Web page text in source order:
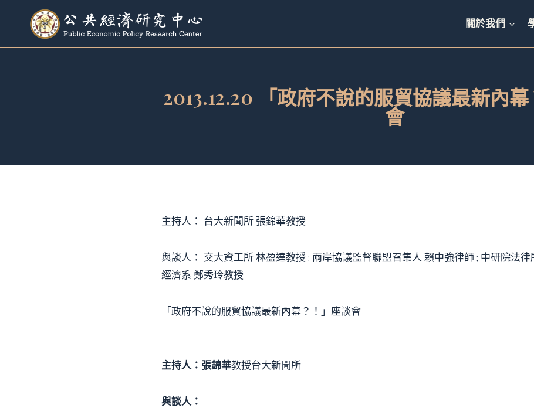
關於我們
2013.12.20 「政府不說的服貿協議最新內
會
主持人： 台大新聞所 張錦華教授
與談人： 交大資工所 林盈達教授 ; 兩岸協議監督聯盟召集人 賴中強律師 ; 中研院法律
經濟系 鄭秀玲教授
「政府不說的服貿協議最新內幕？！」座談會
主持人：張錦華教授台大新聞所
與談人：